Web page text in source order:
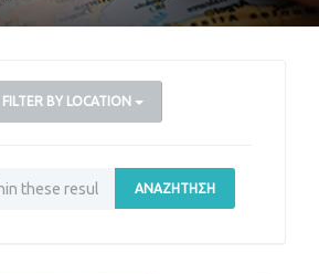
FILTER BY LOCATION
ΑΝΑΖΉΤΗΣΗ